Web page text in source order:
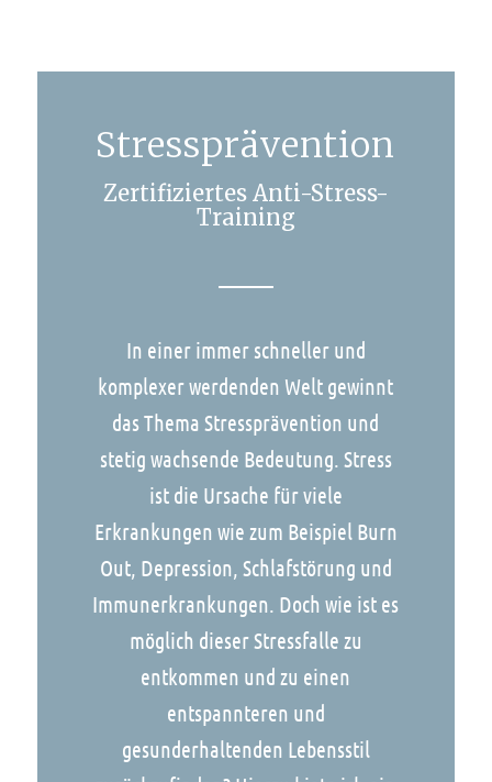
Stressprävention
Zertifiziertes Anti-Stress-
Training
In einer immer schneller und
komplexer werdenden Welt gewinnt
das Thema Stressprävention und
stetig wachsende Bedeutung. Stress
ist die Ursache für viele
Erkrankungen wie zum Beispiel Burn
Out, Depression, Schlafstörung und
Immunerkrankungen. Doch wie ist es
möglich dieser Stressfalle zu
entkommen und zu einen
entspannteren und
gesunderhaltenden Lebensstil